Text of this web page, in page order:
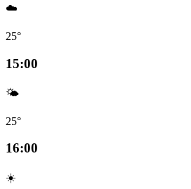
☁️
25°
15:00
🌤️
25°
16:00
☀️